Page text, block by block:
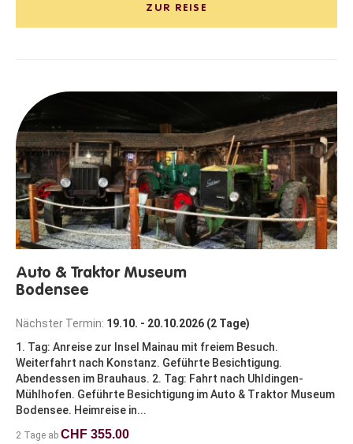
ZUR REISE
Auto & Traktor Museum
Bodensee
Nächster Termin: 19.10. - 20.10.2026 (2 Tage)
1. Tag: Anreise zur Insel Mainau mit freiem Besuch.
Weiterfahrt nach Konstanz. Geführte Besichtigung.
Abendessen im Brauhaus. 2. Tag: Fahrt nach Uhldingen-
Mühlhofen. Geführte Besichtigung im Auto & Traktor Museum
Bodensee. Heimreise in...
2 Tage ab CHF 355.00